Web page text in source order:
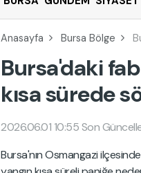
Anasayfa Bursa Bölge
Bursa'daki
kısa sürede
2026.06.01 10:55 Son
Bursa'nın Osmangazi